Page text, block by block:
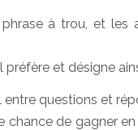
à trou, et
et désigne
questions et
chance de gagner